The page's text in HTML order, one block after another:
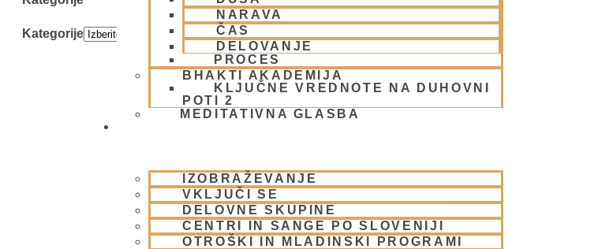
NARAVA
ČAS
DELOVANJE
PROCES
BHAKTI AKADEMIJA
KLJUČNE VREDNOTE NA DUHOVNI
POTI 2
MEDITATIVNA GLASBA
IZOBRAŽEVANJE
VKLJUČI SE
DELOVNE SKUPINE
CENTRI IN SANGE PO SLOVENIJI
OTROŠKI IN MLADINSKI PROGRAMI
Kategorije